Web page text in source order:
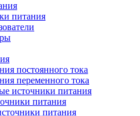
питания
постоянного тока
переменного тока
источники питания
питания
питания